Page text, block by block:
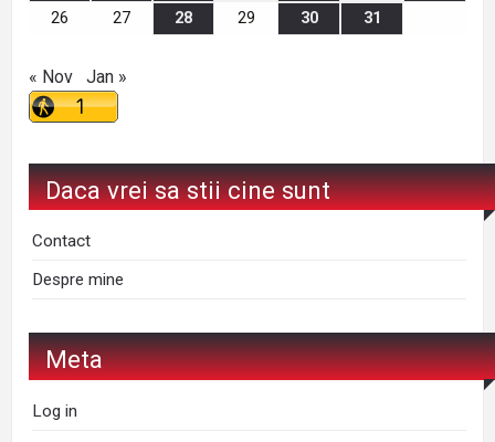
26
27 28 29 30 31
« Nov Jan »
Daca vrei sa stii cine sunt
Contact
Despre mine
Meta
Log in